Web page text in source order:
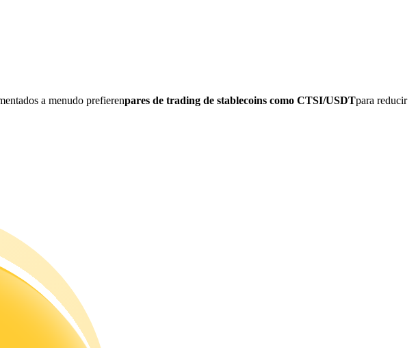
a menudo prefierenpares de trading de stablecoins como CTSI/USDTpara reducir